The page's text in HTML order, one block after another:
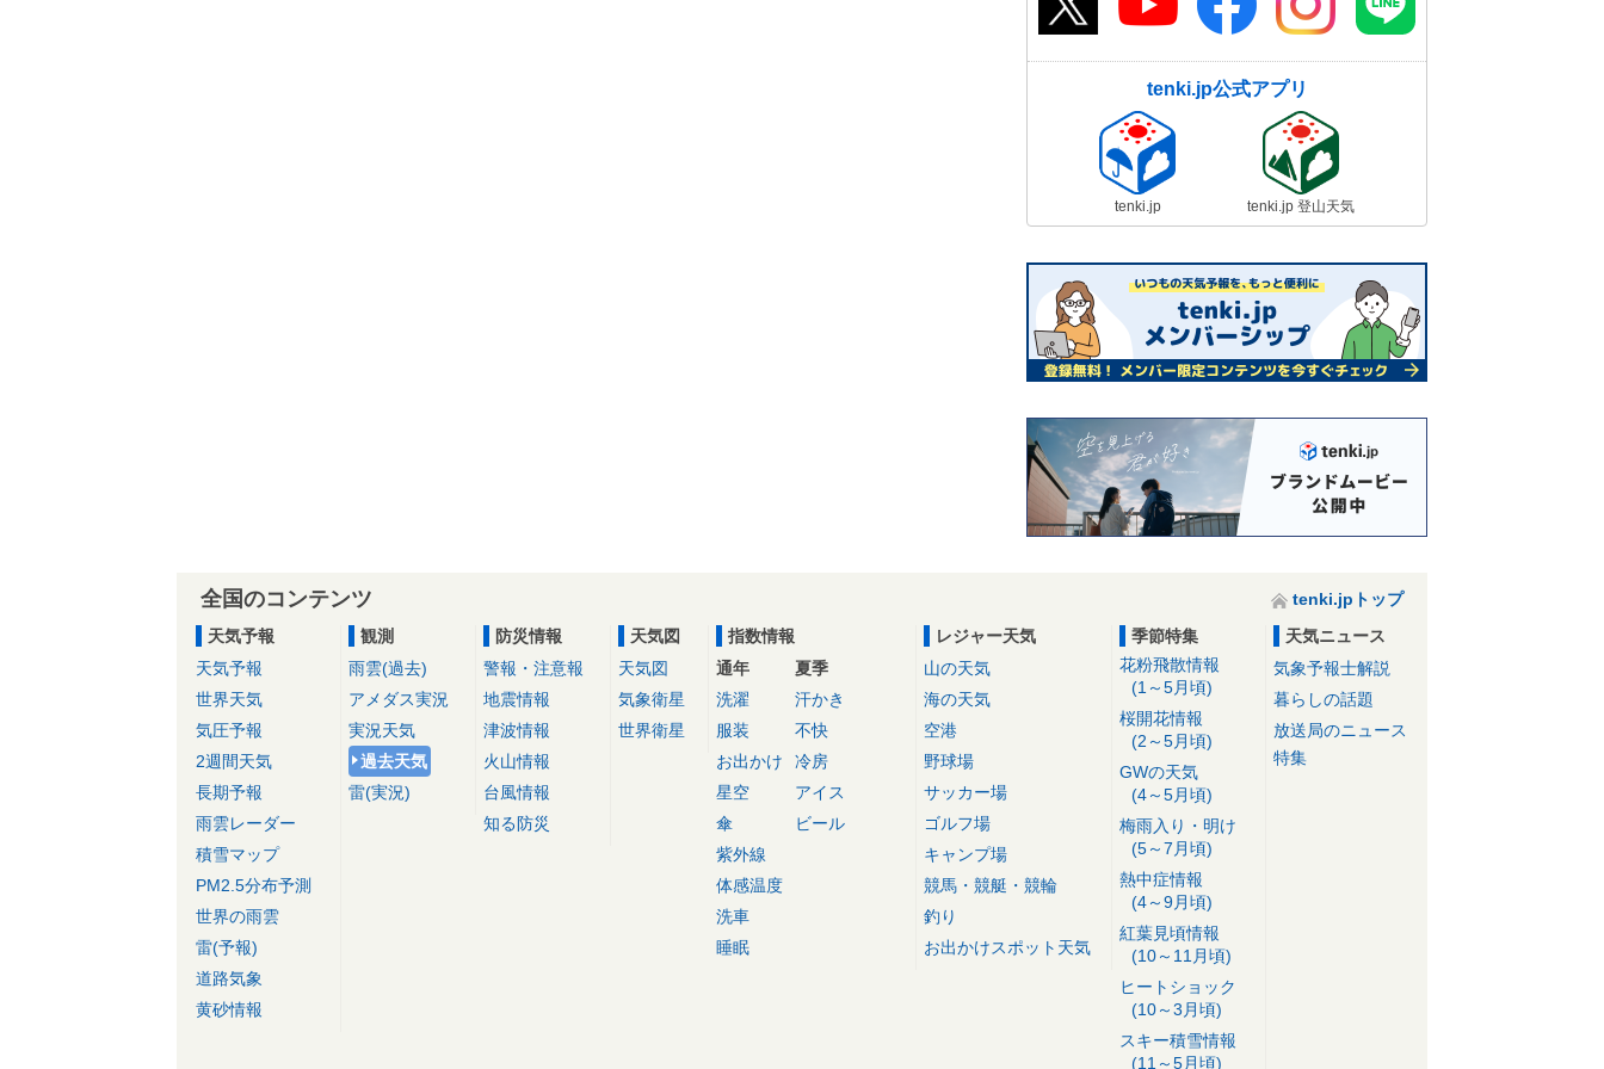
tenki.jp公式アプリ
tenki.jp tenki.jp 登山天気
全国のコンテンツ
tenki.jpトップ
天気予報
天気予報
世界天気
気圧予報
2週間天気
長期予報
雨雲レーダー
積雪マップ
PM2.5分布予測
世界の雨雲
雷(予報)
道路気象
黄砂情報
観測
雨雲(過去)
アメダス実況
実況天気
過去天気
雷(実況)
防災情報
警報・注意報
地震情報
津波情報
火山情報
台風情報
知る防災
天気図
天気図
気象衛星
世界衛星
指数情報
通年
洗濯
服装
お出かけ
星空
傘
紫外線
体感温度
洗車
睡眠
夏季
汗かき
不快
冷房
アイス
ビール
レジャー天気
山の天気
海の天気
空港
野球場
サッカー場
ゴルフ場
キャンプ場
競馬・競艇・競輪
釣り
お出かけスポット天気
季節特集
花粉飛散情報
(1～5月頃)
桜開花情報
(2～5月頃)
GWの天気
(4～5月頃)
梅雨入り・明け
(5～7月頃)
熱中症情報
(4～9月頃)
紅葉見頃情報
(10～11月頃)
ヒートショック
(10～3月頃)
スキー積雪情報
(11～5月頃)
天気ニュース
気象予報士解説
暮らしの話題
放送局のニュース
特集